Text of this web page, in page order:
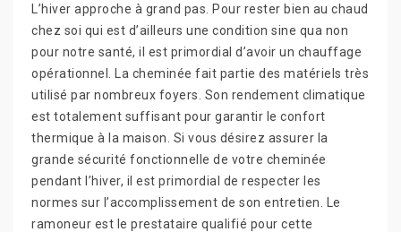
L’hiver approche à grand pas. Pour rester bien au chaud
chez soi qui est d’ailleurs une condition sine qua non
pour notre santé, il est primordial d’avoir un chauffage
opérationnel. La cheminée fait partie des matériels très
utilisé par nombreux foyers. Son rendement climatique
est totalement suffisant pour garantir le confort
thermique à la maison. Si vous désirez assurer la
grande sécurité fonctionnelle de votre cheminée
pendant l’hiver, il est primordial de respecter les
normes sur l’accomplissement de son entretien. Le
ramoneur est le prestataire qualifié pour cette